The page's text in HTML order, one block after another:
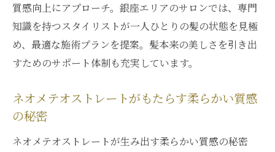
質感向上にアプローチ。銀座エリアのサロンでは、専門
知識を持つスタイリストが一人ひとりの髪の状態を見極
め、最適な施術プランを提案。髪本来の美しさを引き出
すためのサポート体制も充実しています。
ネオメテオストレートがもたらす柔らかい質感
の秘密
ネオメテオストレートが生み出す柔らかい質感の秘密